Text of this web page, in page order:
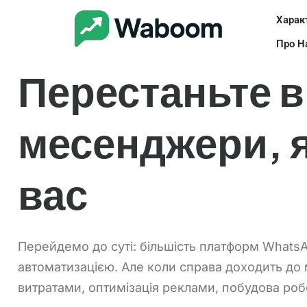
Про
Перестаньте
месенджери,
вас
Перейдемо до суті: більшість платформ
автоматизацією. Але коли справа доходить до
витратами, оптимізація реклами, побудова